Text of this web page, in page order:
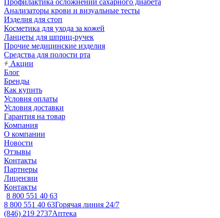
Профилактика осложнений сахарного диабета
Анализаторы крови и визуальные тесты
Изделия для стоп
Косметика для ухода за кожей
Ланцеты для шприц-ручек
Прочие медицинские изделия
Средства для полости рта
Акции
Блог
Бренды
Как купить
Условия оплаты
Условия доставки
Гарантия на товар
Компания
О компании
Новости
Отзывы
Контакты
Партнеры
Лицензии
Контакты
8 800 551 40 63
8 800 551 40 63Горячая линия 24/7
(846) 219 2737Аптека